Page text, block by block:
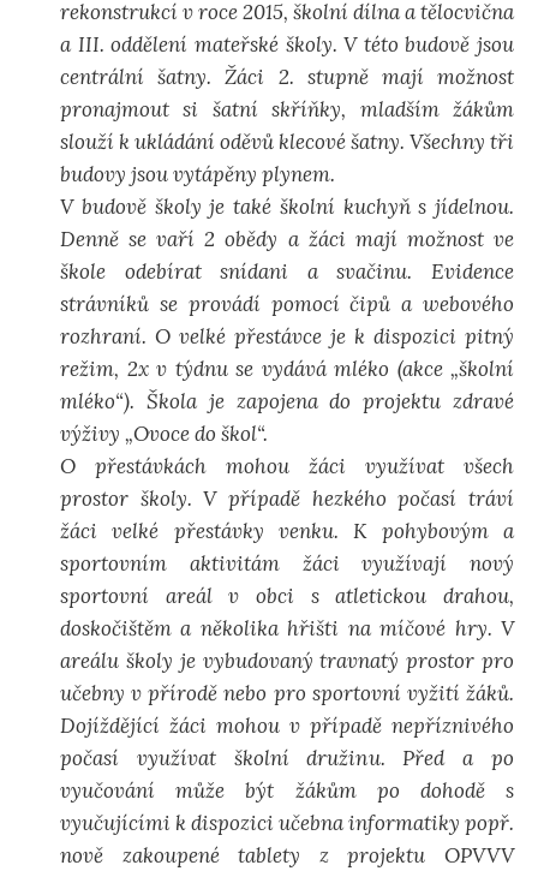
rekonstrukcí v roce 2015, školní dílna a tělocvična
a III. oddělení mateřské školy. V této budově jsou
centrální šatny. Žáci 2. stupně mají možnost
pronajmout si šatní skříňky, mladším žákům
slouží k ukládání oděvů klecové šatny. Všechny tři
budovy jsou vytápěny plynem.
V budově školy je také školní kuchyň s jídelnou.
Denně se vaří 2 obědy a žáci mají možnost ve
škole odebírat snídani a svačinu. Evidence
strávníků se provádí pomocí čipů a webového
rozhraní. O velké přestávce je k dispozici pitný
režim, 2x v týdnu se vydává mléko (akce „školní
mléko“). Škola je zapojena do projektu zdravé
výživy „Ovoce do škol“.
O přestávkách mohou žáci využívat všech
prostor školy. V případě hezkého počasí tráví
žáci velké přestávky venku. K pohybovým a
sportovním aktivitám žáci využívají nový
sportovní areál v obci s atletickou drahou,
doskočištěm a několika hřišti na míčové hry. V
areálu školy je vybudovaný travnatý prostor pro
učebny v přírodě nebo pro sportovní vyžití žáků.
Dojíždějící žáci mohou v případě nepříznivého
počasí využívat školní družinu. Před a po
vyučování může být žákům po dohodě s
vyučujícími k dispozici učebna informatiky popř.
nově zakoupené tablety z projektu OPVVV